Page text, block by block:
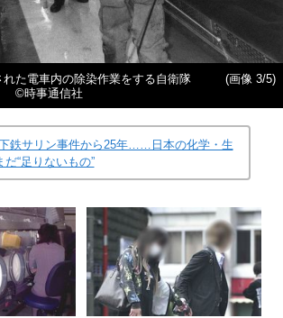
た電車内の除染作業をする自衛隊
©時事通信社
(画像 3/5)
鉄サリン事件から25年……日本の化学・生
“足りないもの”